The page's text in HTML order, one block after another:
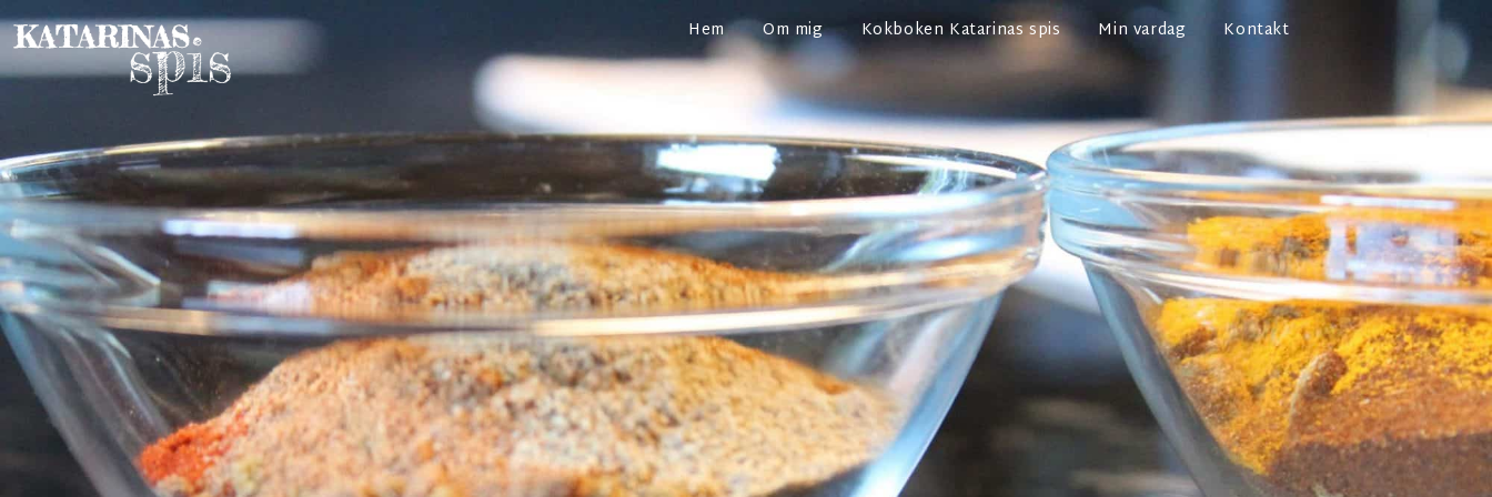
Hem Om mig Kokboken Katarinas spis Min vardag Kontakt